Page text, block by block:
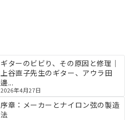
ギターのビビり、その原因と修理｜
上谷直子先生のギター、アウラ田
邊...
2026年4月27日
序章：メーカーとナイロン弦の製造
法